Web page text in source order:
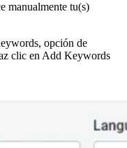
manualmente tu(s)
opción de
clic en Add Keywords